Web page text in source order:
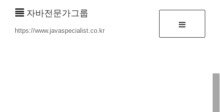
자바전문가그룹
https://www.javaspecialist.co.kr